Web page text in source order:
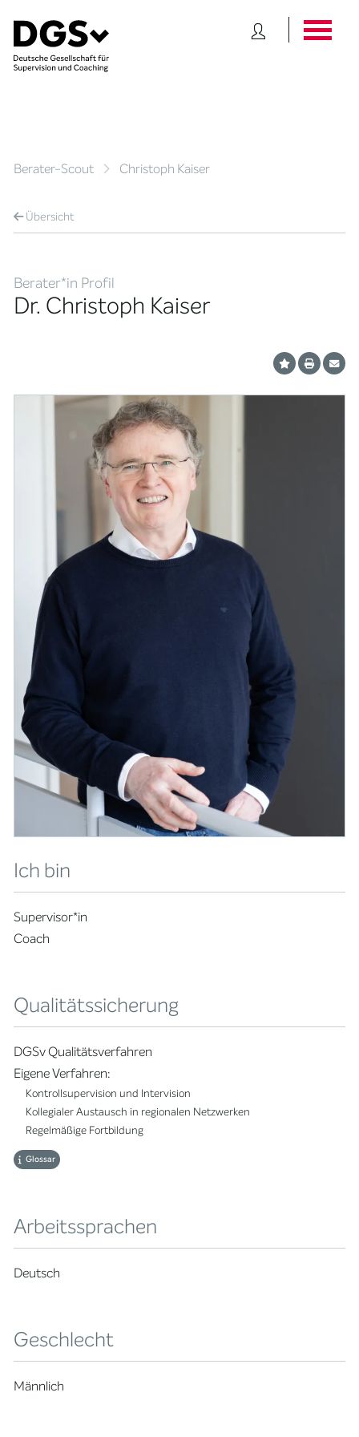
Berater-Scout Christoph Kaiser
Übersicht
Berater*in Profil
Dr. Christoph Kaiser
Ich bin
Supervisor*in
Coach
Qualitätssicherung
DGSv Qualitätsverfahren
Eigene Verfahren:
Kontrollsupervision und Intervision
Kollegialer Austausch in regionalen Netzwerken
Regelmäßige Fortbildung
Glossar
Arbeitssprachen
Deutsch
Geschlecht
Männlich